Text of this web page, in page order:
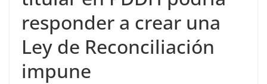
responder a crear una
Ley de Reconciliación
impune